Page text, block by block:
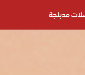
مدبلجة